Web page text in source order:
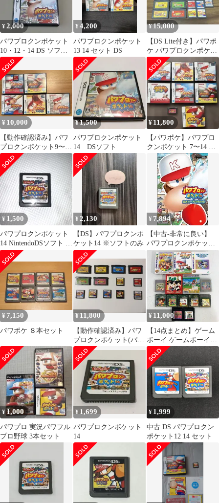
¥2,000
パワプロクンポケット
10・12・14 DS ソフト3
本セット
¥4,200
パワプロクンポケット
13 14 セット DS
¥15,000
【DS Lite付き】パワポ
ケ パワプロクンポケッ
ト 1〜13セット 動作確
認済
¥ 10,000
【動作確認済み】パワ
プロクンポケット9〜14
セット
¥1,500
パワプロクンポケット
14 DSソフト
¥ 11,800
【パワポケ】パワプロ
クンポケット 7〜14 、
ダッシュ
¥ 1,500
パワプロクンポケット
14 NintendoDSソフト 動
作確認済 レトロゲーム
¥2,130
【DS】パワプロクンポ
ケット14 ※ソフトのみ
¥ 7,894
【中古-非常に良い】
パワプロクンポケット
14 公式パーフェクトガ
イド (ファミ通の攻略
本)
¥ 7,150
パワポケ ８本セット
¥11,800
【動作確認済み】パワ
プロクンポケット(パワ
ポケ) 1-14コンプリート
セット
¥ 11,000
【14点まとめ】ゲーム
ボーイ ゲームボーイカ
ラー ソフトまとめ売り
レトロ ゲーム
¥ 1,000
パワプロ 実況パワフル
プロ野球 3本セット
¥ 1,699
パワプロクンポケット
14
¥ 1,999
中古 DS パワプロクン
ポケット12 14 セット